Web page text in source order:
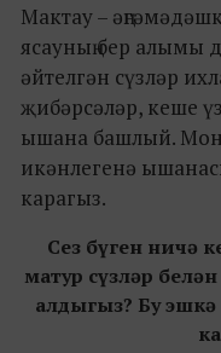
Мактау –
ясауның бер алымы
әйтелгән сүзләр
җибәрсәләр, кеше
ышана башлый.
икәнлегенә
карагыз.
Сез бүген ничә
матур сүзләр
алдыгыз? Бу